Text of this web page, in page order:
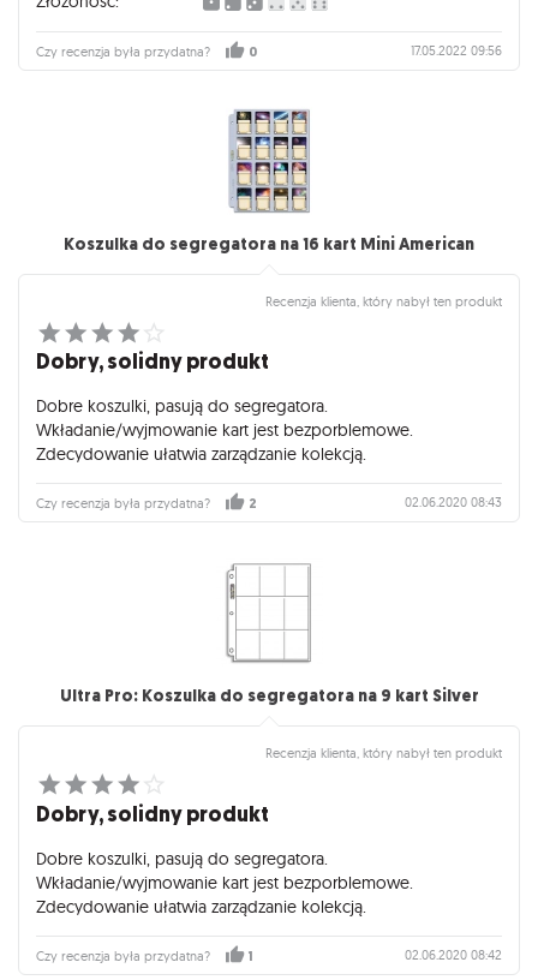
Czy recenzja była przydatna? 0 17.05.2022 09:56
Koszulka do segregatora na 16 kart Mini American
Recenzja klienta, który nabył ten produkt
Dobry, solidny produkt
Dobre koszulki, pasują do segregatora.
Wkładanie/wyjmowanie kart jest bezporblemowe.
Zdecydowanie ułatwia zarządzanie kolekcją.
Czy recenzja była przydatna? 2 02.06.2020 08:43
Ultra Pro: Koszulka do segregatora na 9 kart Silver
Recenzja klienta, który nabył ten produkt
Dobry, solidny produkt
Dobre koszulki, pasują do segregatora.
Wkładanie/wyjmowanie kart jest bezporblemowe.
Zdecydowanie ułatwia zarządzanie kolekcją.
Czy recenzja była przydatna? 1 02.06.2020 08:42